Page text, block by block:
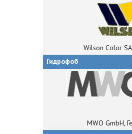
Wilson Color
Гидрофоб
MWO GmbH,